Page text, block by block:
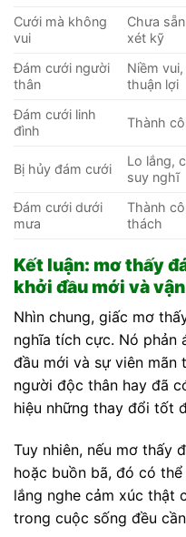
Cưới mà không
vui
Chưa
xét kỹ
Đám cưới người
thân
Niềm
thuận lợi
Đám cưới linh
đình
Thành
Bị hủy đám cưới
Lo lắng,
suy nghĩ
Đám cưới dưới
mưa
Thành
thách
Kết luận: mơ thấy
khởi đầu mới và
Nhìn chung, giấc mơ
nghĩa tích cực. Nó phản
đầu mới và sự viên mãn
người độc thân hay đã
hiệu những thay đổi tốt
Tuy nhiên, nếu mơ thấy
hoặc buồn bã, đó có
lắng nghe cảm xúc thật
trong cuộc sống đều